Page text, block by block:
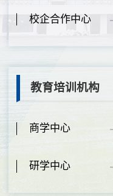
校企合作中心
教育培训机构
商学中心
研学中心